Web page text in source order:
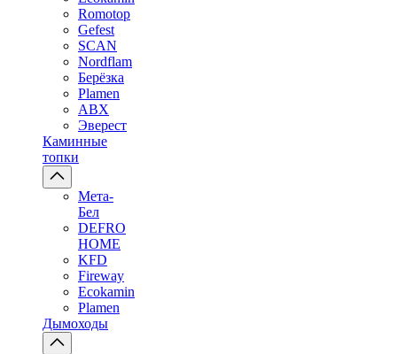
Romotop
Gefest
SCAN
Nordflam
Берёзка
Plamen
ABX
Эверест
Каминные
топки
Мета-
Бел
DEFRO
HOME
KFD
Fireway
Ecokamin
Plamen
Дымоходы